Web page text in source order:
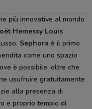
più innovative al mondo
Hemessy Louis
Sephora è il primo
come uno spazio
è possibile, oltre che
usufruire gratuitamente
alla presenza di
e proprio tempio di